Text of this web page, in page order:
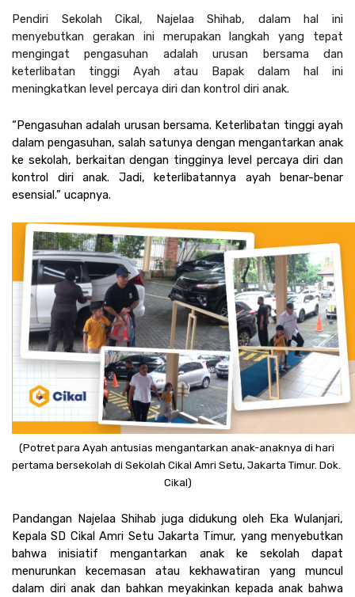
Pendiri Sekolah Cikal, Najelaa Shihab, dalam hal ini
menyebutkan gerakan ini merupakan langkah yang tepat
mengingat pengasuhan adalah urusan bersama dan
keterlibatan tinggi Ayah atau Bapak dalam hal ini
meningkatkan level percaya diri dan kontrol diri anak.
“Pengasuhan adalah urusan bersama. Keterlibatan tinggi ayah
dalam pengasuhan, salah satunya dengan mengantarkan anak
ke sekolah, berkaitan dengan tingginya level percaya diri dan
kontrol diri anak. Jadi, keterlibatannya ayah benar-benar
esensial.” ucapnya.
(Potret para Ayah antusias mengantarkan anak-anaknya di hari
pertama bersekolah di Sekolah Cikal Amri Setu, Jakarta Timur. Dok.
Cikal)
Pandangan Najelaa Shihab juga didukung oleh Eka Wulanjari,
Kepala SD Cikal Amri Setu Jakarta Timur, yang menyebutkan
bahwa inisiatif mengantarkan anak ke sekolah dapat
menurunkan kecemasan atau kekhawatiran yang muncul
dalam diri anak dan bahkan meyakinkan kepada anak bahwa